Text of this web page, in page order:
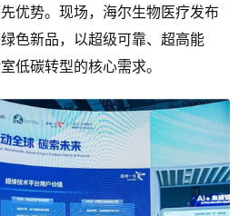
优势。现场，海尔生物医疗发布
色新品，以超级可靠、超高能
低碳转型的核心需求。